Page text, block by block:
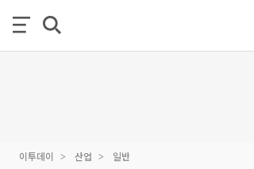
이투데이 산업 일반